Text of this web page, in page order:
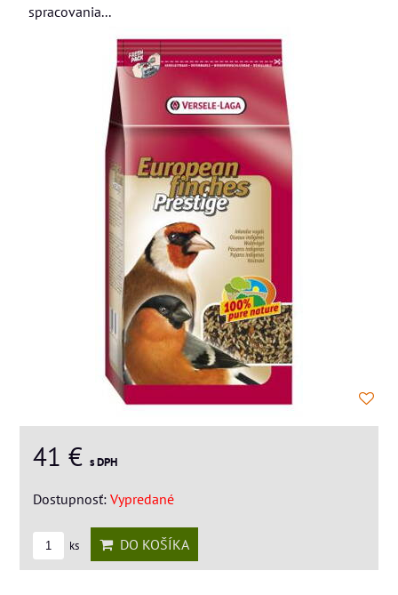
spracovania...
41 € s DPH
Dostupnosť: Vypredané
ks DO KOŠÍKA